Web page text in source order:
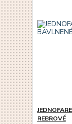
REBROVÉ